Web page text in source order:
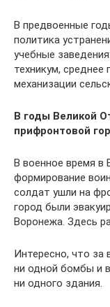
В предвоенные
политика
учебные
техникум,
механизации
В годы Великой
прифронтовой
В военное время в
формирование
солдат ушли на
город были
Воронежа. Здесь
Интересно, что за
ни одной бомбы и
ни одного здания.